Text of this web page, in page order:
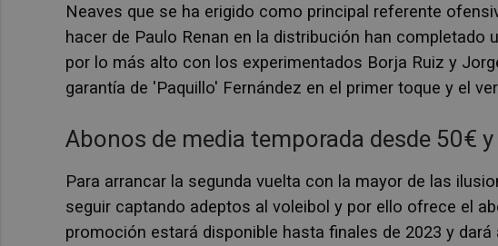
Neaves que se ha erigido como principal referente
hacer de Paulo Renan en la distribución han completado
por lo más alto con los experimentados Borja Ruiz y
garantía de 'Paquillo' Fernández en el primer toque y el
Abonos de media temporada desde 50€
Para arrancar la segunda vuelta con la mayor de las
seguir captando adeptos al voleibol y por ello ofrece el
promoción estará disponible hasta finales de 2023 y